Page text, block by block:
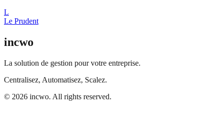
L
Le Prudent
incwo
La solution de gestion pour votre entreprise.
Centralisez, Automatisez, Scalez.
© 2026 incwo. All rights reserved.